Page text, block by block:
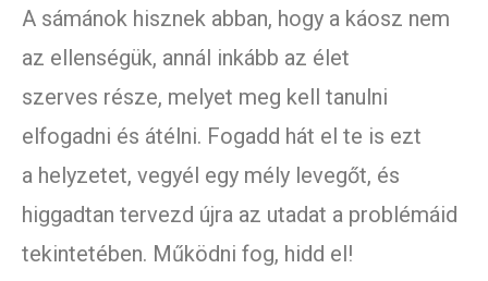
A sámánok hisznek abban, hogy a káosz nem
az ellenségük, annál inkább az élet
szerves része, melyet meg kell tanulni
elfogadni és átélni. Fogadd hát el te is ezt
a helyzetet, vegyél egy mély levegőt, és
higgadtan tervezd újra az utadat a problémáid
tekintetében. Működni fog, hidd el!